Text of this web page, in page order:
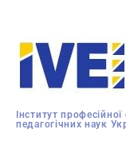
Інститут
педагогічних наук